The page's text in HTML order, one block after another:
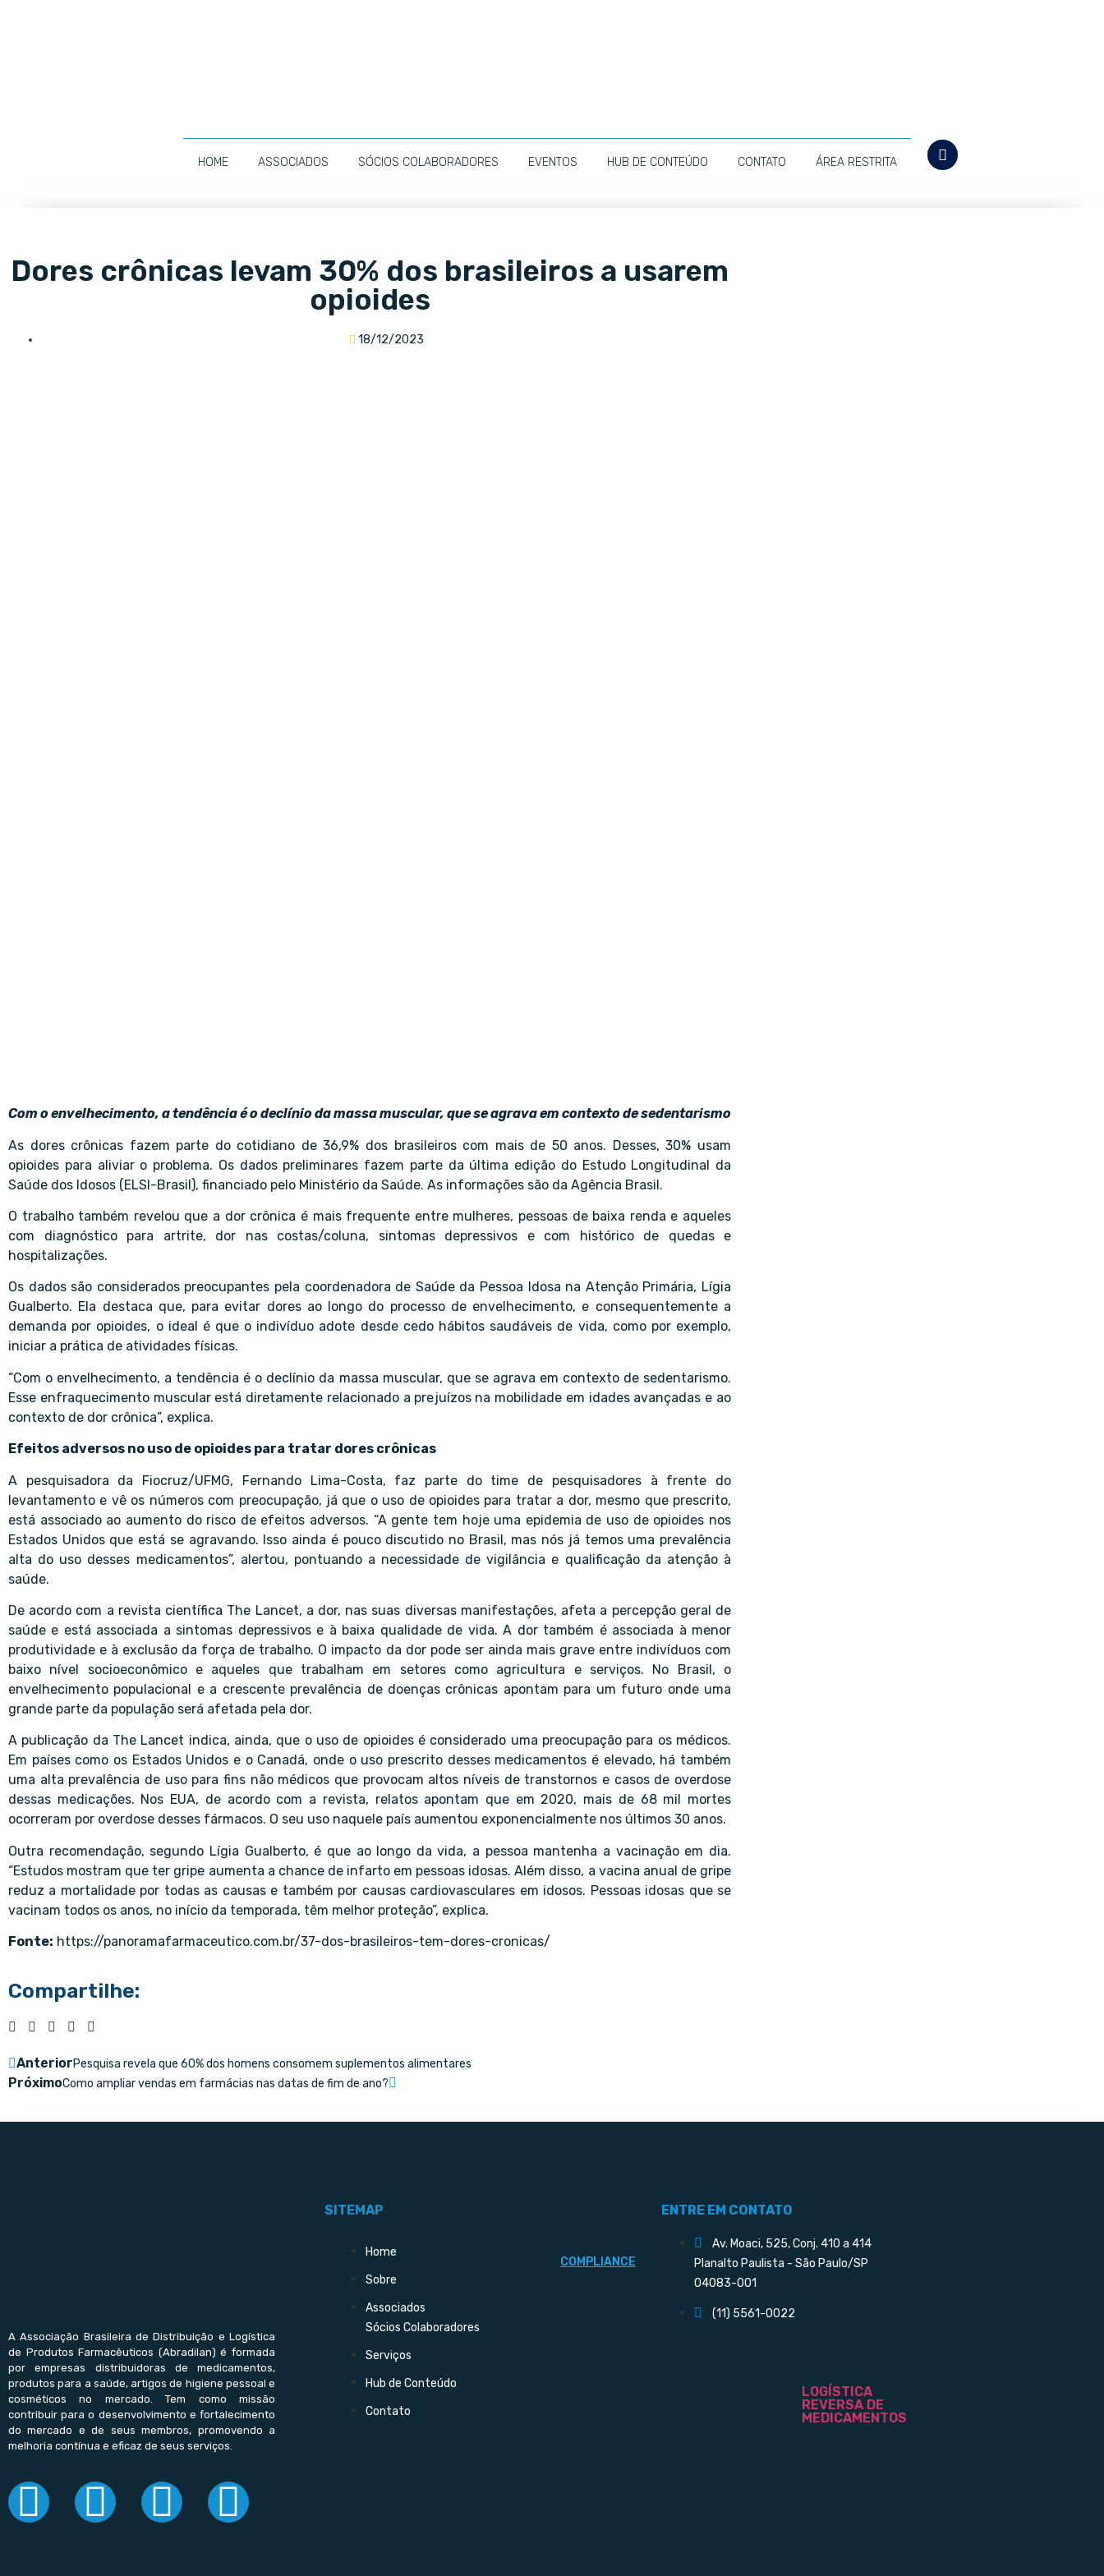
HOME ASSOCIADOS SÓCIOS COLABORADORES EVENTOS HUB DE CONTEÚDO CONTATO ÁREA RESTRITA
Dores crônicas levam 30% dos brasileiros a usarem
opioides
18/12/2023
Com o envelhecimento, a tendência é o declínio da massa muscular, que se agrava em contexto de sedentarismo
As dores crônicas fazem parte do cotidiano de 36,9% dos brasileiros com mais de 50 anos. Desses, 30% usam
opioides para aliviar o problema. Os dados preliminares fazem parte da última edição do Estudo Longitudinal da
Saúde dos Idosos (ELSI-Brasil), financiado pelo Ministério da Saúde. As informações são da Agência Brasil.
O trabalho também revelou que a dor crônica é mais frequente entre mulheres, pessoas de baixa renda e aqueles
com diagnóstico para artrite, dor nas costas/coluna, sintomas depressivos e com histórico de quedas e
hospitalizações.
Os dados são considerados preocupantes pela coordenadora de Saúde da Pessoa Idosa na Atenção Primária, Lígia
Gualberto. Ela destaca que, para evitar dores ao longo do processo de envelhecimento, e consequentemente a
demanda por opioides, o ideal é que o indivíduo adote desde cedo hábitos saudáveis de vida, como por exemplo,
iniciar a prática de atividades físicas.
“Com o envelhecimento, a tendência é o declínio da massa muscular, que se agrava em contexto de sedentarismo.
Esse enfraquecimento muscular está diretamente relacionado a prejuízos na mobilidade em idades avançadas e ao
contexto de dor crônica”, explica.
Efeitos adversos no uso de opioides para tratar dores crônicas
A pesquisadora da Fiocruz/UFMG, Fernando Lima-Costa, faz parte do time de pesquisadores à frente do
levantamento e vê os números com preocupação, já que o uso de opioides para tratar a dor, mesmo que prescrito,
está associado ao aumento do risco de efeitos adversos. “A gente tem hoje uma epidemia de uso de opioides nos
Estados Unidos que está se agravando. Isso ainda é pouco discutido no Brasil, mas nós já temos uma prevalência
alta do uso desses medicamentos”, alertou, pontuando a necessidade de vigilância e qualificação da atenção à
saúde.
De acordo com a revista científica The Lancet, a dor, nas suas diversas manifestações, afeta a percepção geral de
saúde e está associada a sintomas depressivos e à baixa qualidade de vida. A dor também é associada à menor
produtividade e à exclusão da força de trabalho. O impacto da dor pode ser ainda mais grave entre indivíduos com
baixo nível socioeconômico e aqueles que trabalham em setores como agricultura e serviços. No Brasil, o
envelhecimento populacional e a crescente prevalência de doenças crônicas apontam para um futuro onde uma
grande parte da população será afetada pela dor.
A publicação da The Lancet indica, ainda, que o uso de opioides é considerado uma preocupação para os médicos.
Em países como os Estados Unidos e o Canadá, onde o uso prescrito desses medicamentos é elevado, há também
uma alta prevalência de uso para fins não médicos que provocam altos níveis de transtornos e casos de overdose
dessas medicações. Nos EUA, de acordo com a revista, relatos apontam que em 2020, mais de 68 mil mortes
ocorreram por overdose desses fármacos. O seu uso naquele país aumentou exponencialmente nos últimos 30 anos.
Outra recomendação, segundo Lígia Gualberto, é que ao longo da vida, a pessoa mantenha a vacinação em dia.
“Estudos mostram que ter gripe aumenta a chance de infarto em pessoas idosas. Além disso, a vacina anual de gripe
reduz a mortalidade por todas as causas e também por causas cardiovasculares em idosos. Pessoas idosas que se
vacinam todos os anos, no início da temporada, têm melhor proteção”, explica.
Fonte: https://panoramafarmaceutico.com.br/37-dos-brasileiros-tem-dores-cronicas/
Compartilhe:
AnteriorPesquisa revela que 60% dos homens consomem suplementos alimentares
PróximoComo ampliar vendas em farmácias nas datas de fim de ano?
A Associação Brasileira de Distribuição e Logística
de Produtos Farmacêuticos (Abradilan) é formada
por empresas distribuidoras de medicamentos,
produtos para a saúde, artigos de higiene pessoal e
cosméticos no mercado. Tem como missão
contribuir para o desenvolvimento e fortalecimento
do mercado e de seus membros, promovendo a
melhoria contínua e eficaz de seus serviços.
SITEMAP
Home
Sobre
Associados
Sócios Colaboradores
Serviços
Hub de Conteúdo
Contato
COMPLIANCE
ENTRE EM CONTATO
Av. Moaci, 525, Conj. 410 a 414
Planalto Paulista - São Paulo/SP
04083-001
(11) 5561-0022
LOGÍSTICA
REVERSA DE
MEDICAMENTOS